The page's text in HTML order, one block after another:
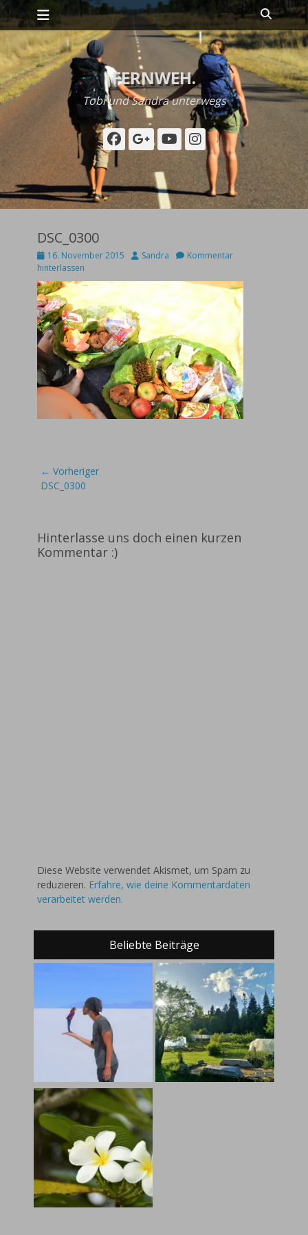
Zum
Inhalt
springen
Primäres Menü Suchen
FERNWEH.
Tobi und Sandra unterwegs
Facebook
Googleplus
YouTube
Instagram
DSC_0300
Posted
on
16. November 2015 AutorSandra
Kommentar
hinterlassen
Beitragsnavigation
← Vorheriger
Vorheriger
DSC_0300
Hinterlasse uns doch einen kurzen
Kommentar :)
Diese Website verwendet Akismet, um Spam zu
reduzieren. Erfahre, wie deine Kommentardaten
verarbeitet werden.
Beliebte Beiträge